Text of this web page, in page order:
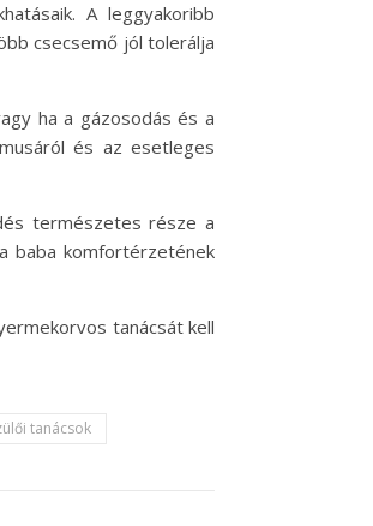
A leggyakoribb
csecsemő jól tolerálja
ha a gázosodás és a
és az esetleges
természetes része a
baba komfortérzetének
tanácsát kell
tanácsok